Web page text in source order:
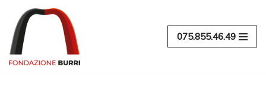
Vai
al
contenuto
075.855.46.49